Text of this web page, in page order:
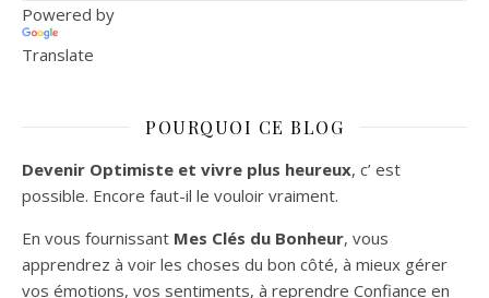
Powered by
Translate
POURQUOI CE BLOG
Devenir Optimiste et vivre plus heureux, c’ est
possible. Encore faut-il le vouloir vraiment.
En vous fournissant Mes Clés du Bonheur, vous
apprendrez à voir les choses du bon côté, à mieux gérer
vos émotions, vos sentiments, à reprendre Confiance en